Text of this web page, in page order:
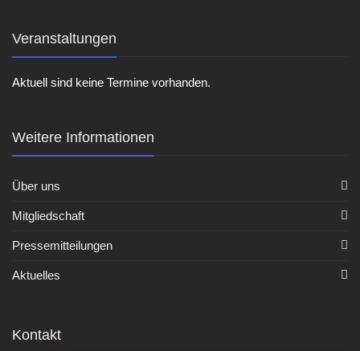
Veranstaltungen
Aktuell sind keine Termine vorhanden.
Weitere Informationen
Über uns
Mitgliedschaft
Pressemitteilungen
Aktuelles
Kontakt